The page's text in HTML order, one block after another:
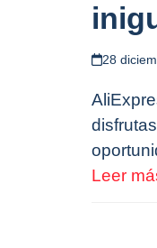
28
Leer